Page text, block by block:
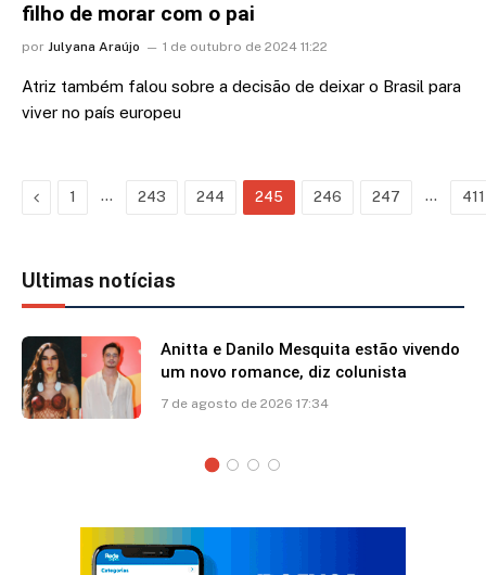
filho de morar com o pai
por Julyana Araújo 1 de outubro de 2024 11:22
Atriz também falou sobre a decisão de deixar o Brasil para
viver no país europeu
Previous
1 … 243 244 245 246 247 … 411
Ultimas notícias
Anitta e Danilo Mesquita estão vivendo
um novo romance, diz colunista
7 de agosto de 2026 17:34